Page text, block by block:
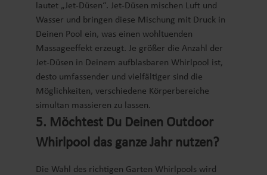
lautet „Jet-Düsen“. Jet-Düsen mischen Luft und
Wasser und bringen diese Mischung mit Druck in
Deinen Pool ein, was einen wohltuenden
Massageeffekt erzeugt. Je größer die Anzahl der
Jet-Düsen in Deinem aufblasbaren Whirlpool ist,
desto umfassender und vielfältiger sind die
Möglichkeiten, verschiedene Körperbereiche
simultan massieren zu lassen.
5. Möchtest Du Deinen Outdoor
Whirlpool das ganze Jahr nutzen?
Die Wahl des richtigen Garten Whirlpools wird